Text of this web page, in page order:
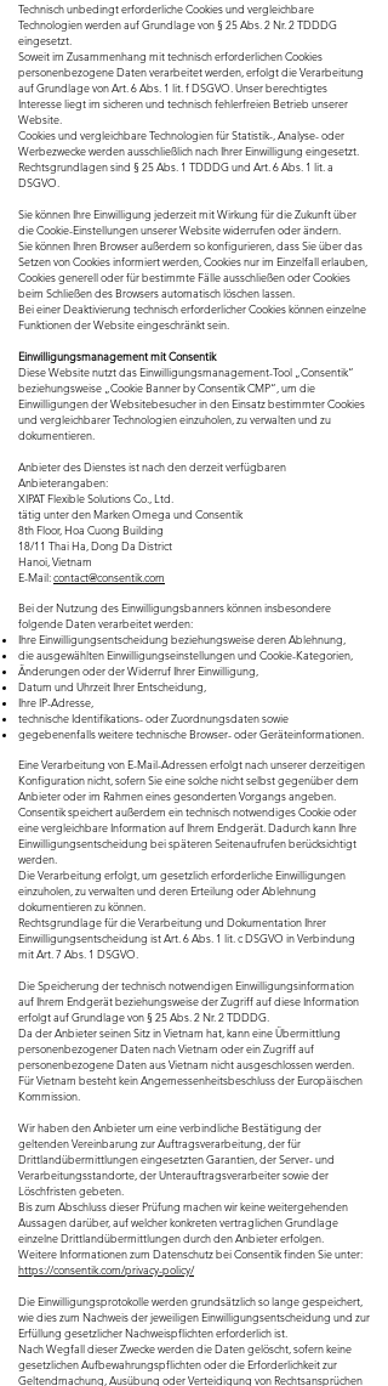
Technisch unbedingt erforderliche Cookies und vergleichbare
Technologien werden auf Grundlage von § 25 Abs. 2 Nr. 2 TDDDG
eingesetzt.
Soweit im Zusammenhang mit technisch erforderlichen Cookies
personenbezogene Daten verarbeitet werden, erfolgt die Verarbeitung
auf Grundlage von Art. 6 Abs. 1 lit. f DSGVO. Unser berechtigtes
Interesse liegt im sicheren und technisch fehlerfreien Betrieb unserer
Website.
Cookies und vergleichbare Technologien für Statistik-, Analyse- oder
Werbezwecke werden ausschließlich nach Ihrer Einwilligung eingesetzt.
Rechtsgrundlagen sind § 25 Abs. 1 TDDDG und Art. 6 Abs. 1 lit. a
DSGVO.
Sie können Ihre Einwilligung jederzeit mit Wirkung für die Zukunft über
die Cookie-Einstellungen unserer Website widerrufen oder ändern.
Sie können Ihren Browser außerdem so konfigurieren, dass Sie über das
Setzen von Cookies informiert werden, Cookies nur im Einzelfall erlauben,
Cookies generell oder für bestimmte Fälle ausschließen oder Cookies
beim Schließen des Browsers automatisch löschen lassen.
Bei einer Deaktivierung technisch erforderlicher Cookies können einzelne
Funktionen der Website eingeschränkt sein.
Einwilligungsmanagement mit Consentik
Diese Website nutzt das Einwilligungsmanagement-Tool „Consentik“
beziehungsweise „Cookie Banner by Consentik CMP“, um die
Einwilligungen der Websitebesucher in den Einsatz bestimmter Cookies
und vergleichbarer Technologien einzuholen, zu verwalten und zu
dokumentieren.
Anbieter des Dienstes ist nach den derzeit verfügbaren
Anbieterangaben:
XIPAT Flexible Solutions Co., Ltd.
tätig unter den Marken Omega und Consentik
8th Floor, Hoa Cuong Building
18/11 Thai Ha, Dong Da District
Hanoi, Vietnam
E-Mail:contact@consentik.com
Bei der Nutzung des Einwilligungsbanners können insbesondere
folgende Daten verarbeitet werden:
Ihre Einwilligungsentscheidung beziehungsweise deren Ablehnung,
die ausgewählten Einwilligungseinstellungen und Cookie-Kategorien,
Änderungen oder der Widerruf Ihrer Einwilligung,
Datum und Uhrzeit Ihrer Entscheidung,
Ihre IP-Adresse,
technische Identifikations- oder Zuordnungsdaten sowie
gegebenenfalls weitere technische Browser- oder Geräteinformationen.
Eine Verarbeitung von E-Mail-Adressen erfolgt nach unserer derzeitigen
Konfiguration nicht, sofern Sie eine solche nicht selbst gegenüber dem
Anbieter oder im Rahmen eines gesonderten Vorgangs angeben.
Consentik speichert außerdem ein technisch notwendiges Cookie oder
eine vergleichbare Information auf Ihrem Endgerät. Dadurch kann Ihre
Einwilligungsentscheidung bei späteren Seitenaufrufen berücksichtigt
werden.
Die Verarbeitung erfolgt, um gesetzlich erforderliche Einwilligungen
einzuholen, zu verwalten und deren Erteilung oder Ablehnung
dokumentieren zu können.
Rechtsgrundlage für die Verarbeitung und Dokumentation Ihrer
Einwilligungsentscheidung ist Art. 6 Abs. 1 lit. c DSGVO in Verbindung
mit Art. 7 Abs. 1 DSGVO.
Die Speicherung der technisch notwendigen Einwilligungsinformation
auf Ihrem Endgerät beziehungsweise der Zugriff auf diese Information
erfolgt auf Grundlage von § 25 Abs. 2 Nr. 2 TDDDG.
Da der Anbieter seinen Sitz in Vietnam hat, kann eine Übermittlung
personenbezogener Daten nach Vietnam oder ein Zugriff auf
personenbezogene Daten aus Vietnam nicht ausgeschlossen werden.
Für Vietnam besteht kein Angemessenheitsbeschluss der Europäischen
Kommission.
Wir haben den Anbieter um eine verbindliche Bestätigung der
geltenden Vereinbarung zur Auftragsverarbeitung, der für
Drittlandübermittlungen eingesetzten Garantien, der Server- und
Verarbeitungsstandorte, der Unterauftragsverarbeiter sowie der
Löschfristen gebeten.
Bis zum Abschluss dieser Prüfung machen wir keine weitergehenden
Aussagen darüber, auf welcher konkreten vertraglichen Grundlage
einzelne Drittlandübermittlungen durch den Anbieter erfolgen.
Weitere Informationen zum Datenschutz bei Consentik finden Sie unter:
https://consentik.com/privacy-policy/
Die Einwilligungsprotokolle werden grundsätzlich so lange gespeichert,
wie dies zum Nachweis der jeweiligen Einwilligungsentscheidung und zur
Erfüllung gesetzlicher Nachweispflichten erforderlich ist.
Nach Wegfall dieser Zwecke werden die Daten gelöscht, sofern keine
gesetzlichen Aufbewahrungspflichten oder die Erforderlichkeit zur
Geltendmachung, Ausübung oder Verteidigung von Rechtsansprüchen